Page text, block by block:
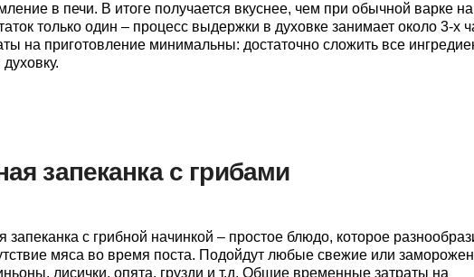
в печи. В итоге получается вкуснее, чем при обычной варке на
только один – процесс выдержки в духовке занимает около 3-х
на приготовление минимальны: достаточно сложить все
запеканка с грибами
запеканка с грибной начинкой – простое блюдо, которое
мяса во время поста. Подойдут любые свежие или
лисички, опята, грузди и т.д. Общие временные затраты на